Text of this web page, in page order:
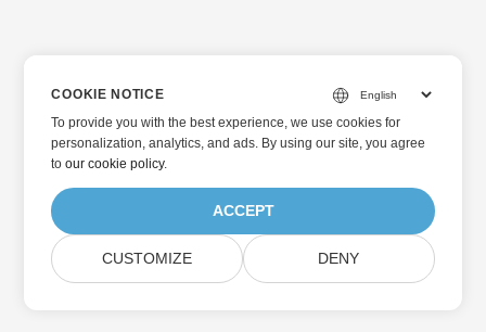
COOKIE NOTICE
To provide you with the best experience, we use cookies for
personalization, analytics, and ads. By using our site, you agree
toour cookie policy.
ACCEPT
CUSTOMIZE DENY